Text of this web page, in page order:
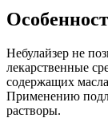
Небулайзер не
лекарственные
содержащих
Применению
растворы.